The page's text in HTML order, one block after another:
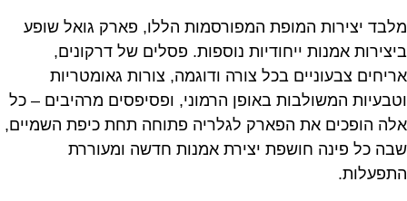
מלבד יצירות המופת המפורסמות הללו, פארק גואל שופע
ביצירות אמנות ייחודיות נוספות. פסלים של דרקונים,
אריחים צבעוניים בכל צורה ודוגמה, צורות גאומטריות
וטבעיות המשולבות באופן הרמוני, ופסיפסים מרהיבים – כל
אלה הופכים את הפארק לגלריה פתוחה תחת כיפת השמיים,
שבה כל פינה חושפת יצירת אמנות חדשה ומעוררת
התפעלות.